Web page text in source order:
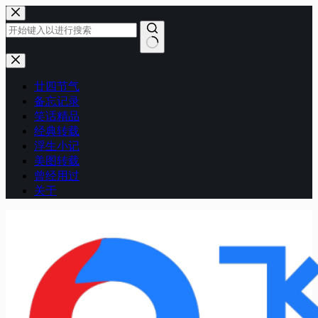
跳
至
内
容
无
廿四节气
备忘记录
笑话精品
经典转载
浮生小记
美图转载
曾经用过
关于